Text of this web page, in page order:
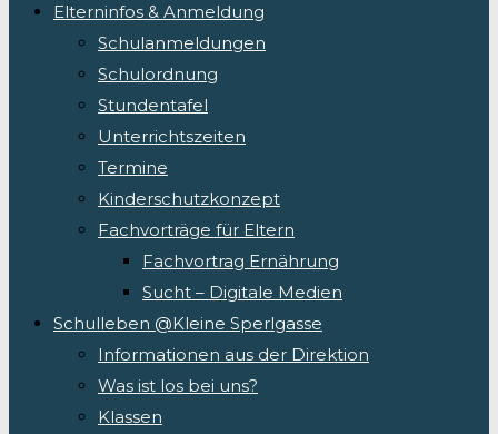
Elterninfos & Anmeldung
Schulanmeldungen
Schulordnung
Stundentafel
Unterrichtszeiten
Termine
Kinderschutzkonzept
Fachvorträge für Eltern
Fachvortrag Ernährung
Sucht – Digitale Medien
Schulleben @Kleine Sperlgasse
Informationen aus der Direktion
Was ist los bei uns?
Klassen